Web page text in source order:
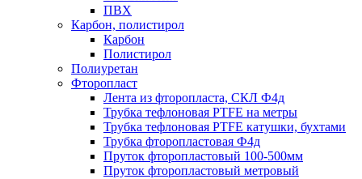
ПВХ
Карбон, полистирол
Карбон
Полистирол
Полиуретан
Фторопласт
Лента из фторопласта, СКЛ Ф4д
Трубка тефлоновая PTFE на метры
Трубка тефлоновая PTFE катушки, бухтами
Трубка фторопластовая Ф4д
Пруток фторопластовый 100-500мм
Пруток фторопластовый метровый